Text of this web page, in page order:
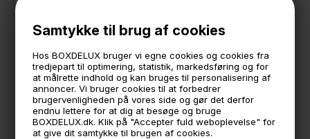
Samtykke til brug af cookies
Hos BOXDELUX bruger vi egne cookies og cookies fra
tredjepart til optimering, statistik, markedsføring og for
at målrette indhold og kan bruges til personalisering af
annoncer. Vi bruger cookies til at forbedrer
brugervenligheden på vores side og gør det derfor
endnu lettere for at dig at besøge og bruge
BOXDELUX.dk. Klik på "Accepter fuld weboplevelse" for
at give dit samtykke til brugen af cookies.
altså bruge toppen til opbevaring af fx kaffemaskine,
krydderier, skærebræt osv. med en vægt på helt op til 10
kg.
Måler
B40 x D34,5 cm. (inkl. håndtaget på 2,5 cm.)
24 cm. høj
Vægt: 5,1 kg.
- Bæreeve top hylde: 10 kg.